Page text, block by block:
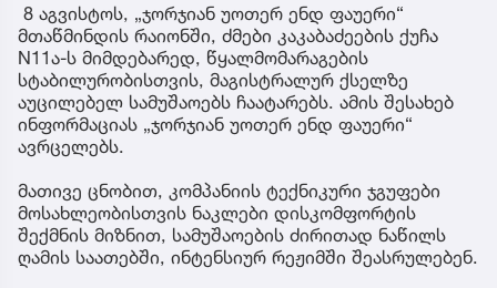
8 აგვისტოს, „ჯორჯიან უოთერ ენდ ფაუერი“
მთაწმინდის რაიონში, ძმები კაკაბაძეების ქუჩა
N11ა-ს მიმდებარედ, წყალმომარაგების
სტაბილურობისთვის, მაგისტრალურ ქსელზე
აუცილებელ სამუშაოებს ჩაატარებს. ამის შესახებ
ინფორმაციას „ჯორჯიან უოთერ ენდ ფაუერი“
ავრცელებს.
მათივე ცნობით, კომპანიის ტექნიკური ჯგუფები
მოსახლეობისთვის ნაკლები დისკომფორტის
შექმნის მიზნით, სამუშაოების ძირითად ნაწილს
ღამის საათებში, ინტენსიურ რეჟიმში შეასრულებენ.